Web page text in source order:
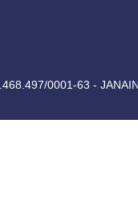
0001-63 -